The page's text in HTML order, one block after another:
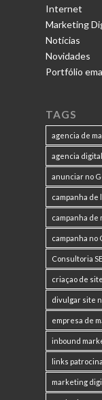
Internet
Marketing
Notícias
Novidades
Portfólio
TAGS
agencia de
agencia digital
anunciar no
campanha de
campanha de
campanha no
Consultoria
criaçao de
divulgar site
empresa de
inbound
links
marketing